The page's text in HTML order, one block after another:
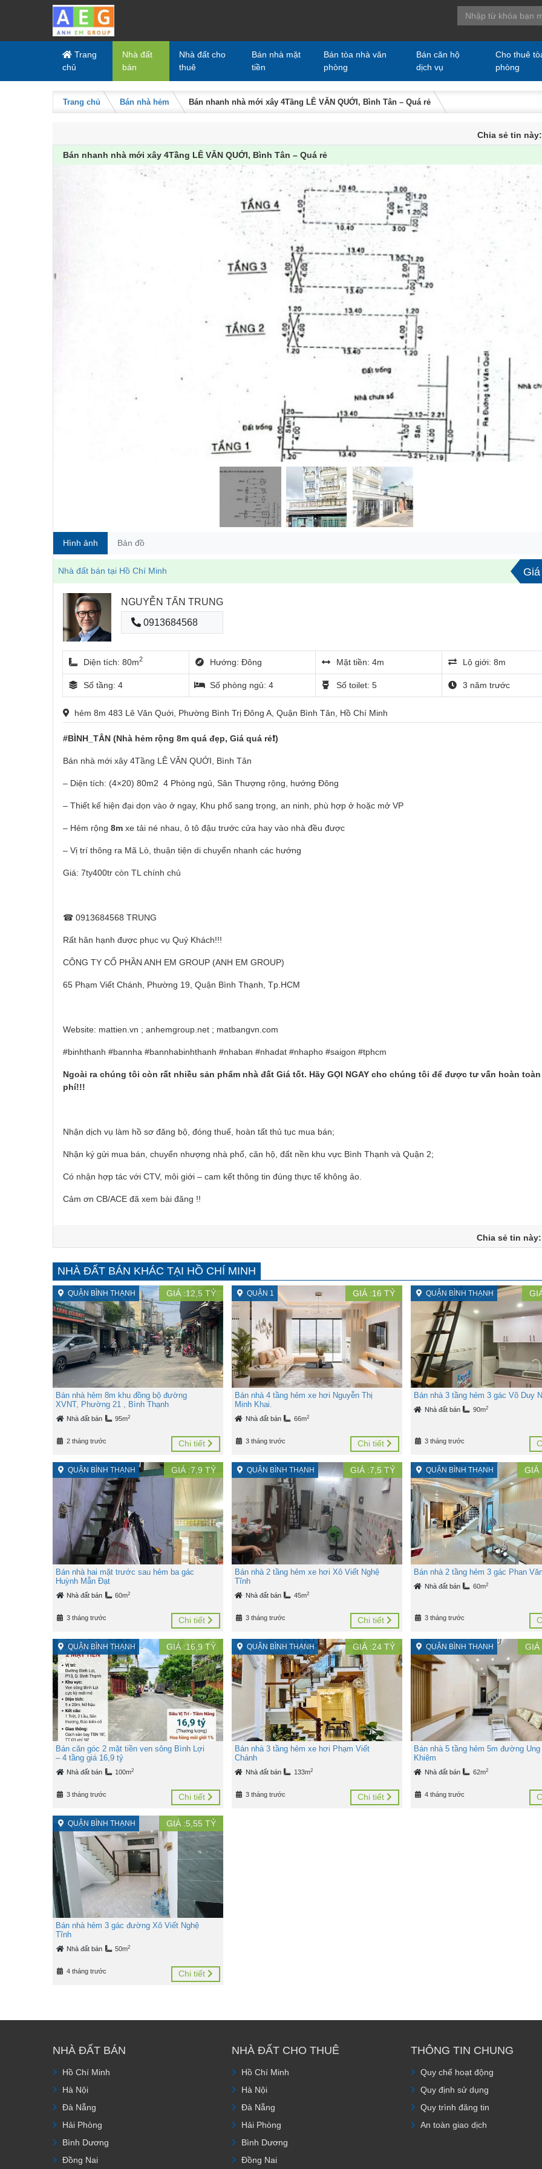
Skip to content
Trang
chủ
Nhà đất
bán
Nhà đất cho
thuê
Bán nhà mặt
tiền
Bán tòa nhà văn
phòng
Bán căn hộ
dịch vụ
Cho thuê
phòng
Trang chủ Bán nhà hẻm Bán nhanh nhà mới xây 4Tầng LÊ VĂN QUỚI, Bình Tân – Quá rẻ
Chia sẻ tin này:
Bán nhanh nhà mới xây 4Tầng LÊ VĂN QUỚI, Bình Tân – Quá rẻ
Hình ảnh Bản đồ
Nhà đất bán tại Hồ Chí Minh Giá
NGUYỄN TẤN TRUNG
0913684568
Diện tích: 80m2 Hướng: Đông Mặt tiền: 4m Lộ giới: 8m
Số tầng: 4 Số phòng ngủ: 4 Số toilet: 5 3 năm trước
hẻm 8m 483 Lê Văn Quới, Phường Bình Trị Đông A, Quận Bình Tân, Hồ Chí Minh
#BÌNH_TÂN (Nhà hẻm rộng 8m quá đẹp, Giá quá rẻ❗️)
Bán nhà mới xây 4Tầng LÊ VĂN QUỚI, Bình Tân
– Diện tích: (4×20) 80m2 4 Phòng ngủ, Sân Thượng rộng, hướng Đông
– Thiết kế hiện đại dọn vào ở ngay, Khu phố sang trọng, an ninh, phù hợp ở hoặc mở VP
– Hẻm rộng 8m xe tải né nhau, ô tô đậu trước cửa hay vào nhà đều được
– Vị trí thông ra Mã Lò, thuận tiện di chuyển nhanh các hướng
Giá: 7ty400tr còn TL chính chủ
☎ 0913684568 TRUNG
Rất hân hạnh được phục vụ Quý Khách!!!
CÔNG TY CỔ PHẦN ANH EM GROUP (ANH EM GROUP)
65 Phạm Viết Chánh, Phường 19, Quận Bình Thạnh, Tp.HCM
Website: mattien.vn ; anhemgroup.net ; matbangvn.com
#binhthanh #bannha #bannhabinhthanh #nhaban #nhadat #nhapho #saigon #tphcm
Ngoài ra chúng tôi còn rất nhiều sản phẩm nhà đất Giá tốt. Hãy GỌI NGAY cho chúng tôi để được tưvấn hoàn toàn
phí!!!
Nhận dịch vụ làm hồ sơ đăng bộ, đóng thuế, hoàn tất thủ tục mua bán;
Nhận ký gửi mua bán, chuyển nhượng nhà phố, căn hộ, đất nền khu vực Bình Thạnh và Quận 2;
Có nhận hợp tác với CTV, môi giới – cam kết thông tin đúng thực tế không ảo.
Cảm ơn CB/ACE đã xem bài đăng !!
Chia sẻ tin này:
NHÀ ĐẤT BÁN KHÁC TẠI HỒ CHÍ MINH
QUẬN BÌNH THẠNH GIÁ :12,5 TỶ
Bán nhà hẻm 8m khu đồng bộ đường
XVNT, Phường 21 , Bình Thạnh
Nhà đất bán 95m2
2 tháng trước Chi tiết
QUẬN 1 GIÁ :16 TỶ
Bán nhà 4 tầng hẻm xe hơi Nguyễn Thị
Minh Khai.
Nhà đất bán 66m2
3 tháng trước Chi tiết
QUẬN BÌNH THẠNH
Bán nhà 3 tầng hẻm 3 gác Võ Duy
Nhà đất bán 90m2
3 tháng trước
QUẬN BÌNH THẠNH GIÁ :7,9 TỶ
Bán nhà hai mặt trước sau hẻm ba gác
Huỳnh Mẫn Đạt
Nhà đất bán 60m2
3 tháng trước Chi tiết
QUẬN BÌNH THẠNH GIÁ :7,5 TỶ
Bán nhà 2 tầng hẻm xe hơi Xô Viết Nghệ
Tĩnh
Nhà đất bán 45m2
3 tháng trước Chi tiết
QUẬN BÌNH THẠNH GIÁ
Bán nhà 2 tầng hẻm 3 gác Phan
Nhà đất bán 60m2
3 tháng trước
QUẬN BÌNH THẠNH GIÁ :16,9TỶ
Bán căn góc 2 mặt tiền ven sông Bình Lợi
– 4 tầng giá 16,9 tỷ
Nhà đất bán 100m2
3 tháng trước Chi tiết
QUẬN BÌNH THẠNH GIÁ :24TỶ
Bán nhà 3 tầng hẻm xe hơi Phạm Viết
Chánh
Nhà đất bán 133m2
3 tháng trước Chi tiết
QUẬN BÌNH THẠNH GIÁ
Bán nhà 5 tầng hẻm 5m đường Ung
Khiêm
Nhà đất bán 62m2
4 tháng trước
QUẬN BÌNH THẠNH GIÁ :5,55 TỶ
Bán nhà hẻm 3 gác đường Xô Viết Nghệ
Tĩnh
Nhà đất bán 50m2
4 tháng trước Chi tiết
NHÀ ĐẤT BÁN
Hồ Chí Minh
Hà Nội
Đà Nẵng
Hải Phòng
Bình Dương
Đồng Nai
NHÀ ĐẤT CHO THUÊ
Hồ Chí Minh
Hà Nội
Đà Nẵng
Hải Phòng
Bình Dương
Đồng Nai
THÔNG TIN CHUNG
Quy chế hoạt động
Quy định sử dụng
Quy trình đăng tin
An toàn giao dịch